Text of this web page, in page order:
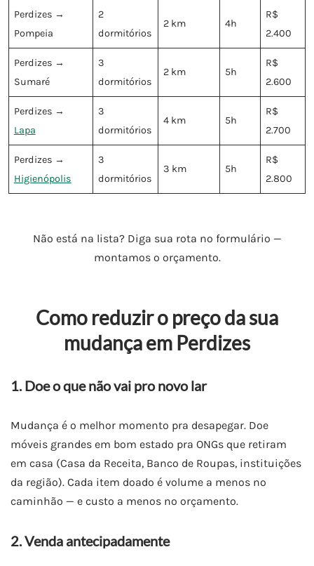
Perdizes →
Pompeia
2
dormitórios
2 km 4h
R$
2.400
Perdizes →
Sumaré
3
dormitórios
2 km 5h
R$
2.600
Perdizes →
Lapa
3
dormitórios
4 km 5h
R$
2.700
Perdizes →
Higienópolis
3
dormitórios
3 km 5h
R$
2.800
Não está na lista? Diga sua rota no formulário —
montamos o orçamento.
Como reduzir o preço da sua
mudança em Perdizes
1. Doe o que não vai pro novo lar
Mudança é o melhor momento pra desapegar. Doe
móveis grandes em bom estado pra ONGs que retiram
em casa (Casa da Receita, Banco de Roupas, instituições
da região). Cada item doado é volume a menos no
caminhão — e custo a menos no orçamento.
2. Venda antecipadamente